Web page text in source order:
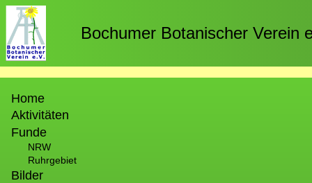
Direkt
zum
Inhalt
Bochumer Botanischer Verein
Home
Aktivitäten
Funde
NRW
Ruhrgebiet
Bilder